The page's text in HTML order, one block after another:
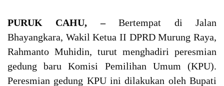
PURUK CAHU, –Bertempat di Jalan
Bhayangkara, Wakil Ketua II DPRD Murung Raya,
Rahmanto Muhidin, turut menghadiri peresmian
gedung baru Komisi Pemilihan Umum (KPU).
Peresmian gedung KPU ini dilakukan oleh Bupati